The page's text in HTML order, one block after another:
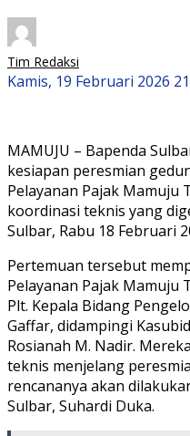
Tim Redaksi
Kamis, 19 Februari 2026
MAMUJU – Bapenda
kesiapan peresmian
Pelayanan Pajak Mamuju
koordinasi teknis yang
Sulbar, Rabu 18 Februari
Pertemuan tersebut
Pelayanan Pajak Mamuju
Plt. Kepala Bidang
Gaffar, didampingi
Rosianah M. Nadir.
teknis menjelang
rencananya akan
Sulbar, Suhardi Duka.